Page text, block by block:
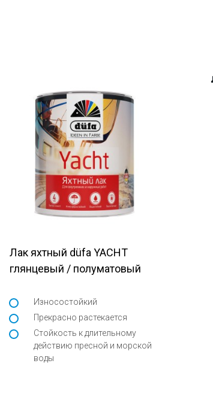
Лак яхтный düfa YACHT
глянцевый / полуматовый
Износостойкий
Прекрасно растекается
Стойкость к длительному
действию пресной и морской
воды